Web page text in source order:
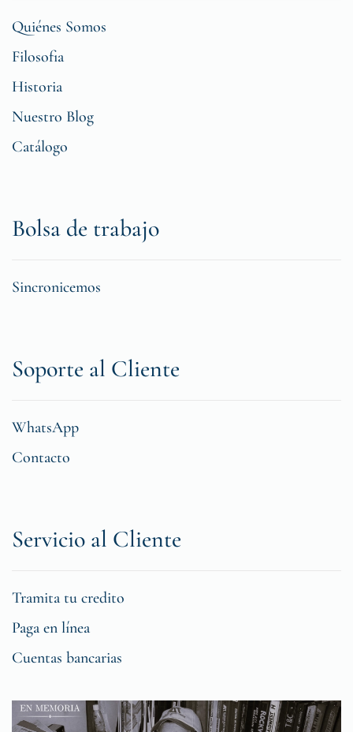
Quiénes Somos
Filosofia
Historia
Nuestro Blog
Catálogo
Bolsa de trabajo
Sincronicemos
Soporte al Cliente
WhatsApp
Contacto
Servicio al Cliente
Tramita tu credito
Paga en línea
Cuentas bancarias